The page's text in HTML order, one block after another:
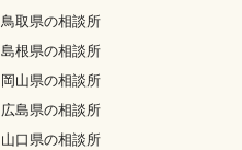
鳥取県の相談所
島根県の相談所
岡山県の相談所
広島県の相談所
山口県の相談所